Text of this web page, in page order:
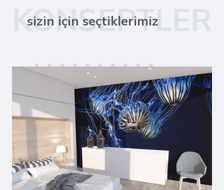
KONSEPTLER
sizin için seçtiklerimiz